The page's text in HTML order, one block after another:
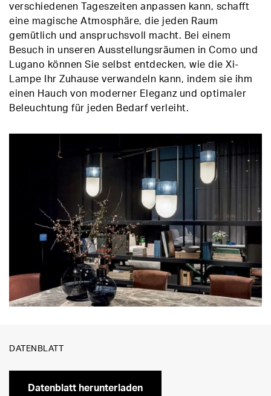
verschiedenen Tageszeiten anpassen kann, schafft
eine magische Atmosphäre, die jeden Raum
gemütlich und anspruchsvoll macht. Bei einem
Besuch in unseren Ausstellungsräumen in Como und
Lugano können Sie selbst entdecken, wie die Xi-
Lampe Ihr Zuhause verwandeln kann, indem sie ihm
einen Hauch von moderner Eleganz und optimaler
Beleuchtung für jeden Bedarf verleiht.
DATENBLATT
Datenblatt herunterladen